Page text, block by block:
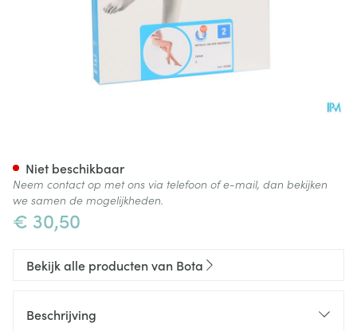
€ 30,50
Niet beschikbaar
Neem contact op met ons via telefoon of e-mail, dan bekijken
we samen de mogelijkheden.
Bekijk alle producten van Bota
Beschrijving